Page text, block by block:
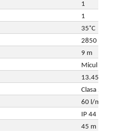
1
1
35˚C
2850 rpm
9 m
Micul
13.45 kg
Clasa 2
60 l/min
IP 44
45 m